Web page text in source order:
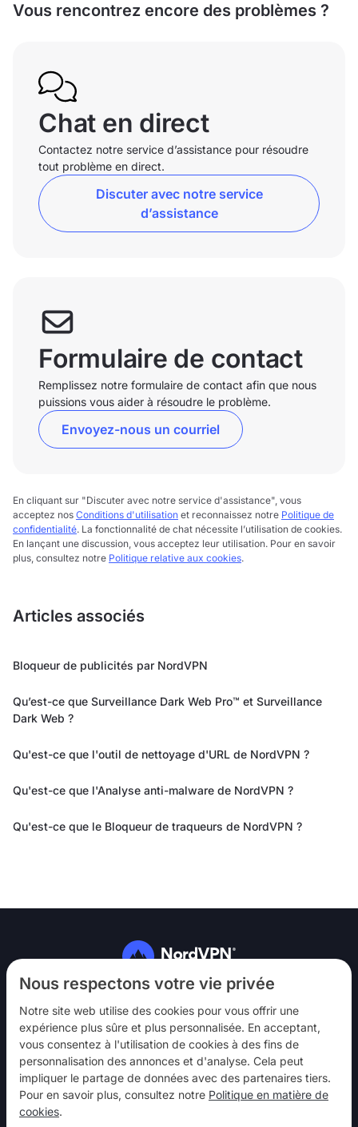
Nous respectons votre vie privée
Notre site web utilise des cookies pour vous offrir une
expérience plus sûre et plus personnalisée. En acceptant,
vous consentez à l'utilisation de cookies à des fins de
personnalisation des annonces et d'analyse. Cela peut
impliquer le partage de données avec des partenaires tiers.
Pour en savoir plus, consultez notre Politique en matière de
cookies.
Vous rencontrez encore des problèmes ?
Chat en direct
Contactez notre service d’assistance pour résoudre
tout problème en direct.
Discuter avec notre service
d’assistance
Formulaire de contact
Remplissez notre formulaire de contact afin que nous
puissions vous aider à résoudre le problème.
Envoyez-nous un courriel
En cliquant sur "Discuter avec notre service d'assistance", vous
acceptez nos Conditions d'utilisation et reconnaissez notre Politique de
confidentialité. La fonctionnalité de chat nécessite l’utilisation de cookies.
En lançant une discussion, vous acceptez leur utilisation. Pour en savoir
plus, consultez notre Politique relative aux cookies.
Articles associés
Bloqueur de publicités par NordVPN
Qu’est-ce que Surveillance Dark Web Pro™ et Surveillance
Dark Web ?
Qu'est-ce que l'outil de nettoyage d'URL de NordVPN ?
Qu'est-ce que l'Analyse anti-malware de NordVPN ?
Qu'est-ce que le Bloqueur de traqueurs de NordVPN ?
Suivez-nous
NordVPN
Interagir